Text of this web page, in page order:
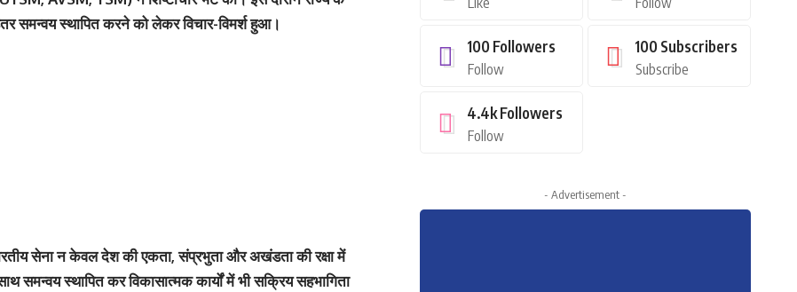
समन्वय स्थापित करने को लेकर विचार-विमर्श हुआ।
सेना न केवल देश की एकता, संप्रभुता और अखंडता की रक्षा में
समन्वय स्थापित कर विकासात्मक कार्यों में भी सक्रिय सहभागिता
100 Followers
Follow
100 Subscribers
Subscribe
4.4kFollowers
Follow
- Advertisement -